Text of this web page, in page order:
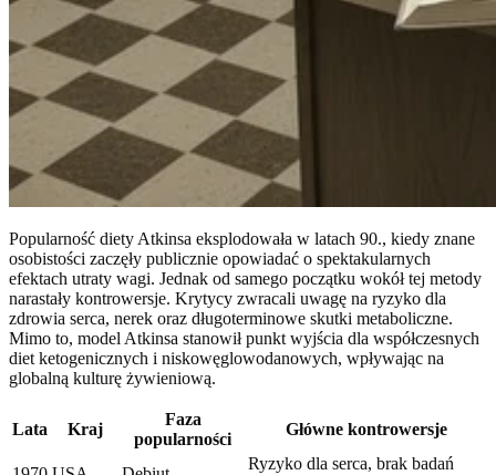
Popularność diety Atkinsa eksplodowała w latach 90., kiedy znane
osobistości zaczęły publicznie opowiadać o spektakularnych
efektach utraty wagi. Jednak od samego początku wokół tej metody
narastały kontrowersje. Krytycy zwracali uwagę na ryzyko dla
zdrowia serca, nerek oraz długoterminowe skutki metaboliczne.
Mimo to, model Atkinsa stanowił punkt wyjścia dla współczesnych
diet ketogenicznych i niskowęglowodanowych, wpływając na
globalną kulturę żywieniową.
Lata Kraj
Faza
popularności
Główne kontrowersje
Ryzyko dla serca, brak badań